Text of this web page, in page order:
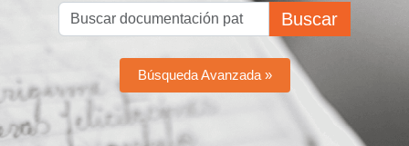
Buscar
Búsqueda Avanzada »